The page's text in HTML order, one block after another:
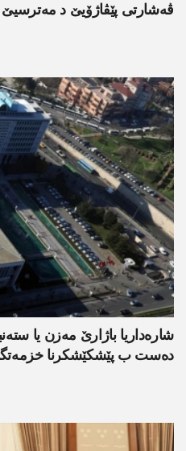
ڤەشارتی پێڤاژۆیێ د مەترسیێ
شارەداریا باژارێ مەزن یا
دەست ب پێشکێشکرنا